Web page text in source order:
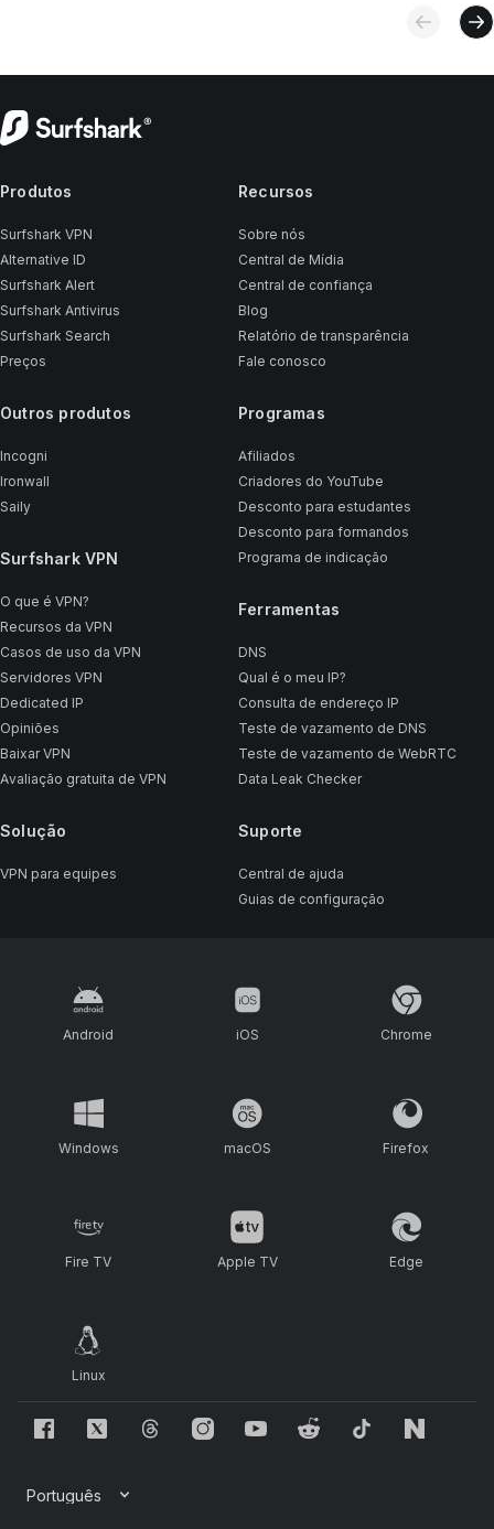
Produtos
Surfshark VPN
Alternative ID
Surfshark Alert
Surfshark Antivirus
Surfshark Search
Preços
Outros produtos
Incogni
Ironwall
Saily
Surfshark VPN
O que é VPN?
Recursos da VPN
Casos de uso da VPN
Servidores VPN
Dedicated IP
Opiniões
Baixar VPN
Avaliação gratuita de VPN
Solução
VPN para equipes
Recursos
Sobre nós
Central de Mídia
Central de confiança
Blog
Relatório de transparência
Fale conosco
Programas
Afiliados
Criadores do YouTube
Desconto para estudantes
Desconto para formandos
Programa de indicação
Ferramentas
DNS
Qual é o meu IP?
Consulta de endereço IP
Teste de vazamento de DNS
Teste de vazamento de WebRTC
Data Leak Checker
Suporte
Central de ajuda
Guias de configuração
Android iOS Chrome
Windows macOS Firefox
Fire TV Apple TV Edge
Linux